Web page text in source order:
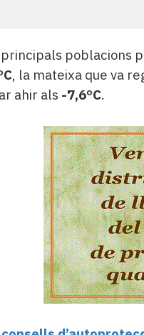
poblacions
, la mateixa que va
ahir als -7,6ºC.